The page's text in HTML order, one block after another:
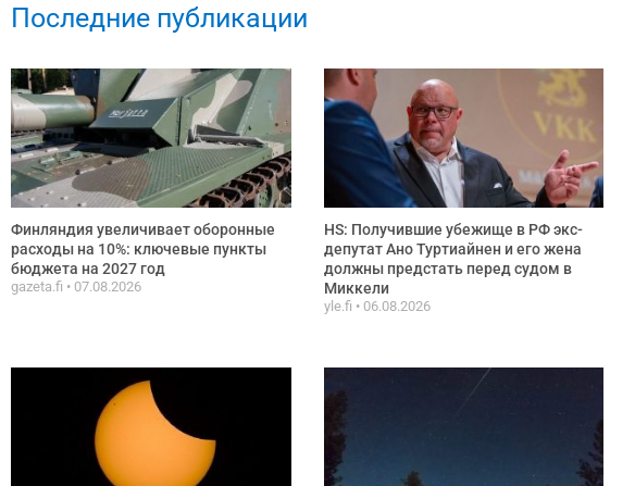
Последние публикации
Финляндия увеличивает оборонные
расходы на 10%: ключевые пункты
бюджета на 2027 год
gazeta.fi 07.08.2026
HS: Получившие убежище в РФ экс-
депутат Ано Туртиайнен и его жена
должны предстать перед судом в
Миккели
yle.fi 06.08.2026